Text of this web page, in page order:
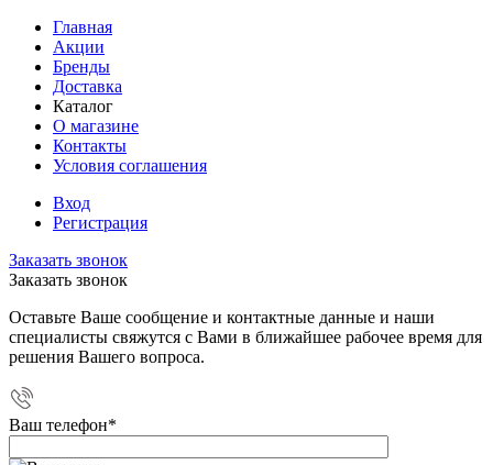
Главная
Акции
Бренды
Доставка
Каталог
О магазине
Контакты
Условия соглашения
Вход
Регистрация
Заказать звонок
Заказать звонок
Оставьте Ваше сообщение и контактные данные и наши
специалисты свяжутся с Вами в ближайшее рабочее время для
решения Вашего вопроса.
Ваш телефон*